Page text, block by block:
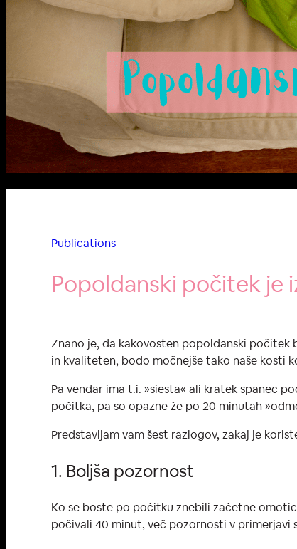
Publications
Popoldanski počitek je
Znano je, da kakovosten popoldanski počitek
in kvaliteten, bodo močnejše tako naše kosti
Pa vendar ima t.i. »siesta« ali kratek spanec
počitka, pa so opazne že po 20 minutah
Predstavljam vam šest razlogov, zakaj je
1. Boljša pozornost
Ko se boste po počitku znebili začetne
počivali 40 minut, več pozornosti v primerjavi